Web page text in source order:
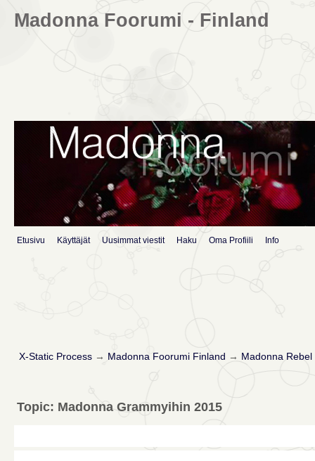
Madonna Foorumi - Finland
Etusivu Käyttäjät Uusimmat viestit Haku Oma Profiili Info
X-Static Process→ Madonna Foorumi Finland → Madonna
Topic: Madonna Grammyihin 2015